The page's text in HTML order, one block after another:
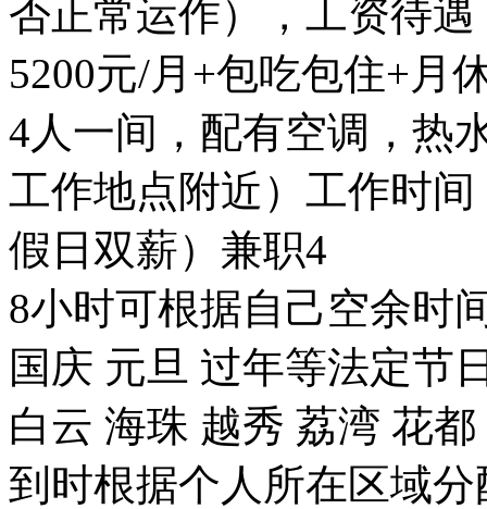
否正常运作），工资待遇
5200元/月+包吃包住+月
4人一间，配有空调，热
工作地点附近）工作时
假日双薪）兼职4
8小时可根据自己空余时
国庆 元旦 过年等法定节
白云 海珠 越秀 荔湾 花
到时根据个人所在区域